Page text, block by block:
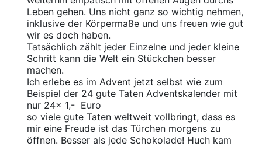
Leben gehen. Uns nicht ganz so wichtig nehmen,
inklusive der Körpermaße und uns freuen wie gut
wir es doch haben.
Tatsächlich zählt jeder Einzelne und jeder kleine
Schritt kann die Welt ein Stückchen besser
machen.
Ich erlebe es im Advent jetzt selbst wie zum
Beispiel der 24 gute Taten Adventskalender mit
nur 24x 1,- Euro
so viele gute Taten weltweit vollbringt, dass es
mir eine Freude ist das Türchen morgens zu
öffnen. Besser als jede Schokolade! Huch kam